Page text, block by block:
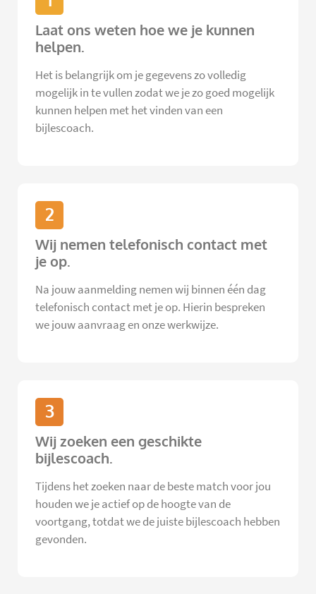
Laat ons weten hoe we je kunnen
helpen.
Het is belangrijk om je gegevens zo volledig
mogelijk in te vullen zodat we je zo goed mogelijk
kunnen helpen met het vinden van een
bijlescoach.
2
Wij nemen telefonisch contact met
je op.
Na jouw aanmelding nemen wij binnen één dag
telefonisch contact met je op. Hierin bespreken
we jouw aanvraag en onze werkwijze.
3
Wij zoeken een geschikte
bijlescoach.
Tijdens het zoeken naar de beste match voor jou
houden we je actief op de hoogte van de
voortgang, totdat we de juiste bijlescoach hebben
gevonden.